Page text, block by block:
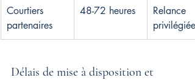
Courtiers
partenaires
48-72 heures
Relance
privilégiée
Délais de mise à disposition et